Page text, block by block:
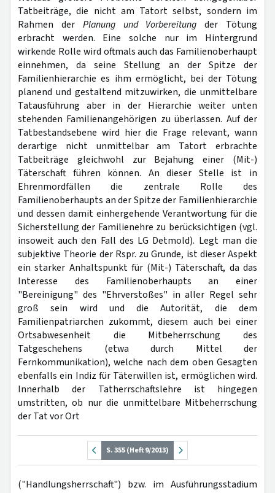
Tatbeiträge, die nicht am Tatort selbst, sondern im
Rahmen der Planung und Vorbereitung der Tötung
erbracht werden. Eine solche nur im Hintergrund
wirkende Rolle wird oftmals auch das Familienoberhaupt
einnehmen, da seine Stellung an der Spitze der
Familienhierarchie es ihm ermöglicht, bei der Tötung
planend und gestaltend mitzuwirken, die unmittelbare
Tatausführung aber in der Hierarchie weiter unten
stehenden Familienangehörigen zu überlassen. Auf der
Tatbestandsebene wird hier die Frage relevant, wann
derartige nicht unmittelbar am Tatort erbrachte
Tatbeiträge gleichwohl zur Bejahung einer (Mit-)
Täterschaft führen können. An dieser Stelle ist in
Ehrenmordfällen die zentrale Rolle des
Familienoberhaupts an der Spitze der Familienhierarchie
und dessen damit einhergehende Verantwortung für die
Sicherstellung der Familienehre zu berücksichtigen (vgl.
insoweit auch den Fall des LG Detmold). Legt man die
subjektive Theorie der Rspr. zu Grunde, ist dieser Aspekt
ein starker Anhaltspunkt für (Mit-) Täterschaft, da das
Interesse des Familienoberhaupts an einer
"Bereinigung" des "Ehrverstoßes" in aller Regel sehr
groß sein wird und die Autorität, die dem
Familienpatriarchen zukommt, diesem auch bei einer
Ortsabwesenheit die Mitbeherrschung des
Tatgeschehens (etwa durch Mittel der
Fernkommunikation), welche nach dem oben Gesagten
ebenfalls ein Indiz für Täterwillen ist, ermöglichen wird.
Innerhalb der Tatherrschaftslehre ist hingegen
umstritten, ob nur die unmittelbare Mitbeherrschung
der Tat vor Ort
S. 355 (Heft 9/2013)
("Handlungsherrschaft") bzw. im Ausführungsstadium